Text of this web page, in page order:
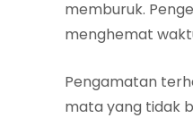
memburuk.
menghemat
Pengamatan
mata yang tidak